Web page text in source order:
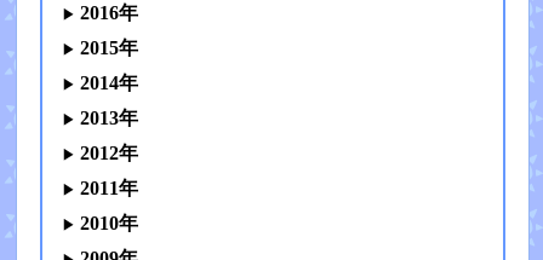
2016年
2015年
2014年
2013年
2012年
2011年
2010年